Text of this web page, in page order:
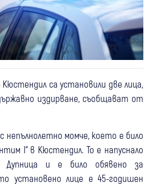
са установили две лица,
издирване, съобщават от
непълнолетно момче, което е било
I“ в Кюстендил. То е напуснало
Дупница и е било обявено за
установено лице е 45-годишен